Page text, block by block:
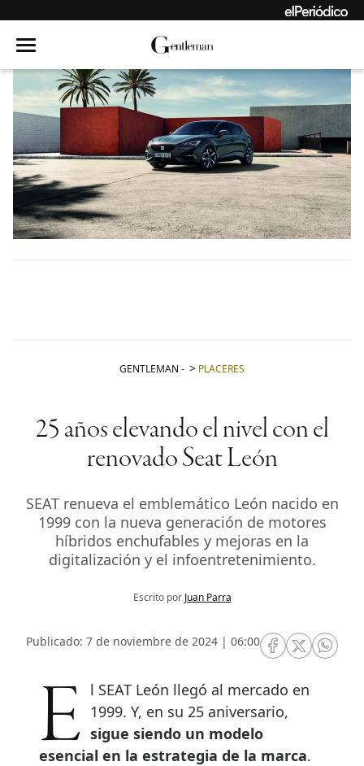
GENTLEMAN - PLACERES
25 años elevando el nivel con el
renovado Seat León
SEAT renueva el emblemático León nacido en
1999 con la nueva generación de motores
híbridos enchufables y mejoras en la
digitalización y el infoentretenimiento.
Escrito por Juan Parra
Publicado: 7 de noviembre de 2024 | 06:00
RRSS Facebook
RRSSRRSS
El SEAT León llegó al mercado en 1999. Y, en su 25 aniversario,
sigue siendo un modelo
esencial en la estrategia de la marca.